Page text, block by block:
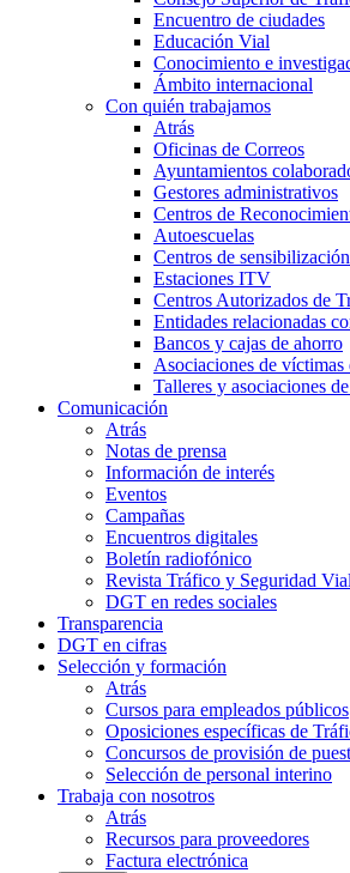
Encuentro de ciudades
Educación Vial
Conocimiento e
Ámbito internacional
Con quién trabajamos
Atrás
Oficinas de Correos
Ayuntamientos
Gestores administrativos
Centros de
Autoescuelas
Centros de
Estaciones ITV
Centros Autorizados de
Entidades relacionadas
Bancos y cajas de ahorro
Asociaciones de víctimas
Talleres y asociaciones
Comunicación
Atrás
Notas de prensa
Información de interés
Eventos
Campañas
Encuentros digitales
Boletín radiofónico
Revista Tráfico y Seguridad Vial
DGT en redes sociales
Transparencia
DGT en cifras
Selección y formación
Atrás
Cursos para empleados públicos
Oposiciones específicas de
Concursos de provisión de
Selección de personal interino
Trabaja con nosotros
Atrás
Recursos para proveedores
Factura electrónica